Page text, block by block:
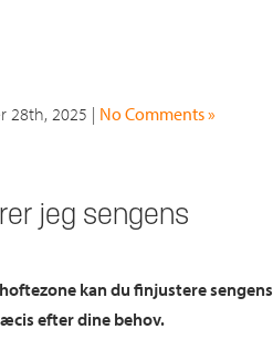
28th, 2025 | No Comments »
jeg sengens
kan du finjustere sengens
efter dine behov.